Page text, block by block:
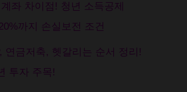
좌 차이점! 청년 소득공제
까지 손실보전 조건
연금저축, 헷갈리는 순서 정리!
투자 주목!